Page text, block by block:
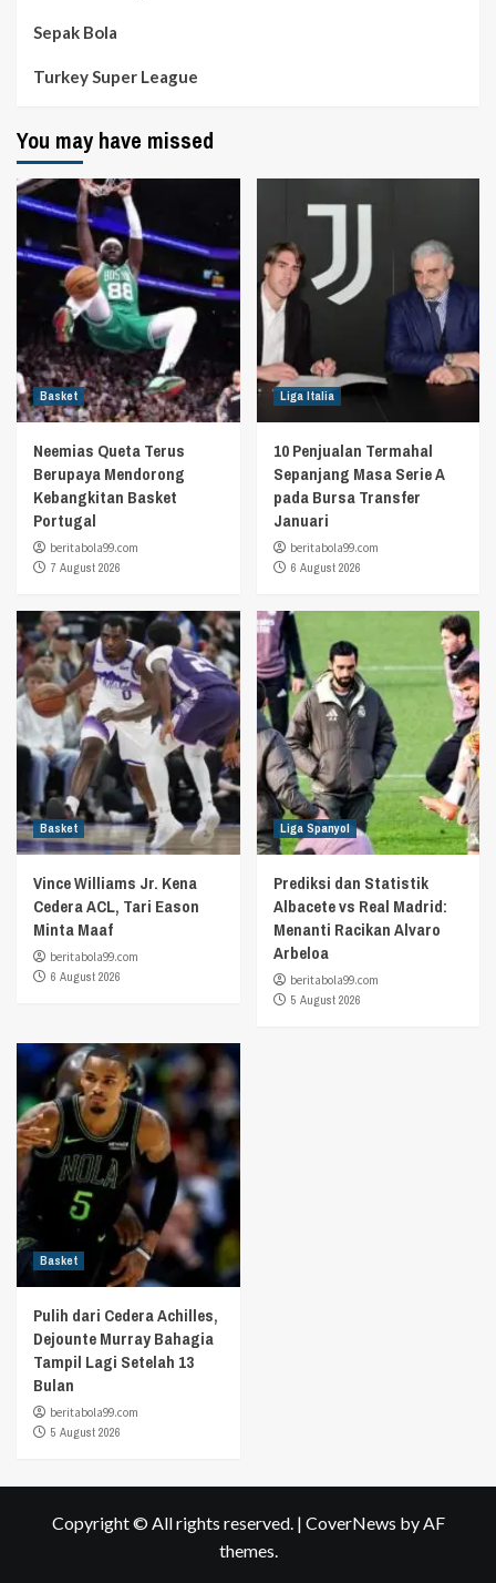
Sepak Bola
Turkey Super League
You may have missed
Basket
Neemias Queta Terus
Berupaya Mendorong
Kebangkitan Basket
Portugal
beritabola99.com
7 August 2026
Liga Italia
10 Penjualan Termahal
Sepanjang Masa Serie A
pada Bursa Transfer
Januari
beritabola99.com
6 August 2026
Basket
Vince Williams Jr. Kena
Cedera ACL, Tari Eason
Minta Maaf
beritabola99.com
6 August 2026
Liga Spanyol
Prediksi dan Statistik
Albacete vs Real Madrid:
Menanti Racikan Alvaro
Arbeloa
beritabola99.com
5 August 2026
Basket
Pulih dari Cedera Achilles,
Dejounte Murray Bahagia
Tampil Lagi Setelah 13
Bulan
beritabola99.com
5 August 2026
Copyright © All rights reserved. | CoverNews by AF
themes.